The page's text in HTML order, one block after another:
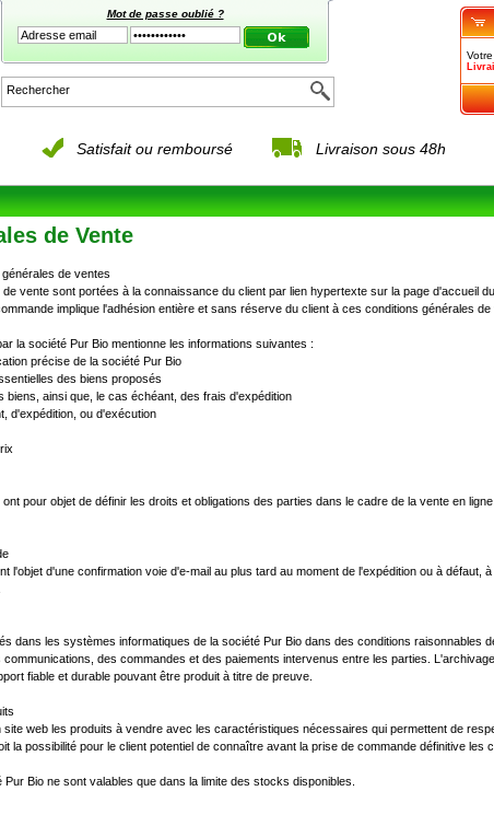
Mot de passe oublié ?
Satisfait ou remboursé Livraison sous 48h
de Vente
de ventes
vente sont portées à la connaissance du client par lien hypertexte sur la page d'accueil
implique l'adhésion entière et sans réserve du client à ces conditions générales de
la société Pur Bio mentionne les informations suivantes :
précise de la société Pur Bio
des biens proposés
biens, ainsi que, le cas échéant, des frais d'expédition
d'expédition, ou d'exécution
pour objet de définir les droits et obligations des parties dans le cadre de la vente en
l'objet d'une confirmation voie d'e-mail au plus tard au moment de l'expédition ou à défaut,
dans les systèmes informatiques de la société Pur Bio dans des conditions raisonnables
des commandes et des paiements intervenus entre les parties.
fiable et durable pouvant être produit à titre de preuve.
web les produits à vendre avec les caractéristiques nécessaires qui permettent de
la possibilité pour le client potentiel de connaître avant la prise de commande définitive les
Bio ne sont valables que dans la limite des stocks disponibles.